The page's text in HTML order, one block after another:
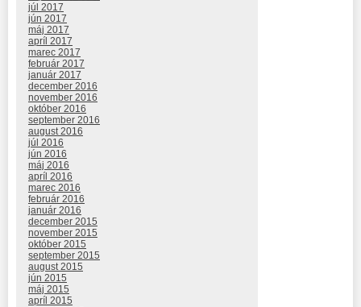
júl 2017
jún 2017
máj 2017
apríl 2017
marec 2017
február 2017
január 2017
december 2016
november 2016
október 2016
september 2016
august 2016
júl 2016
jún 2016
máj 2016
apríl 2016
marec 2016
február 2016
január 2016
december 2015
november 2015
október 2015
september 2015
august 2015
jún 2015
máj 2015
apríl 2015